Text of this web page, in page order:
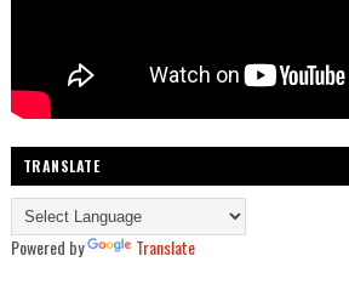
TRANSLATE
Powered by Translate